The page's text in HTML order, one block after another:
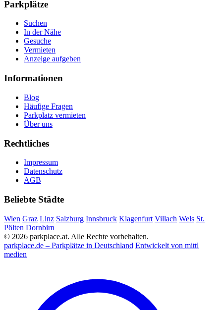
Parkplätze
Suchen
In der Nähe
Gesuche
Vermieten
Anzeige aufgeben
Informationen
Blog
Häufige Fragen
Parkplatz vermieten
Über uns
Rechtliches
Impressum
Datenschutz
AGB
Beliebte Städte
Wien Graz Linz Salzburg Innsbruck Klagenfurt Villach Wels St.
Pölten Dornbirn
© 2026 parkplace.at. Alle Rechte vorbehalten.
parkplace.de – Parkplätze in Deutschland Entwickelt von mittl
medien